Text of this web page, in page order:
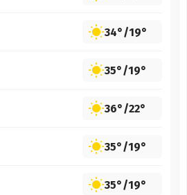
34°/19°
35°/19°
36°/22°
35°/19°
35°/19°